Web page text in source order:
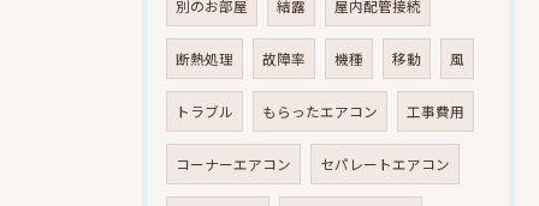
別のお部屋 結露 屋内配管接続
断熱処理 故障率 機種 移動 風
トラブル もらったエアコン 工事費用
コーナーエアコン セパレートエアコン